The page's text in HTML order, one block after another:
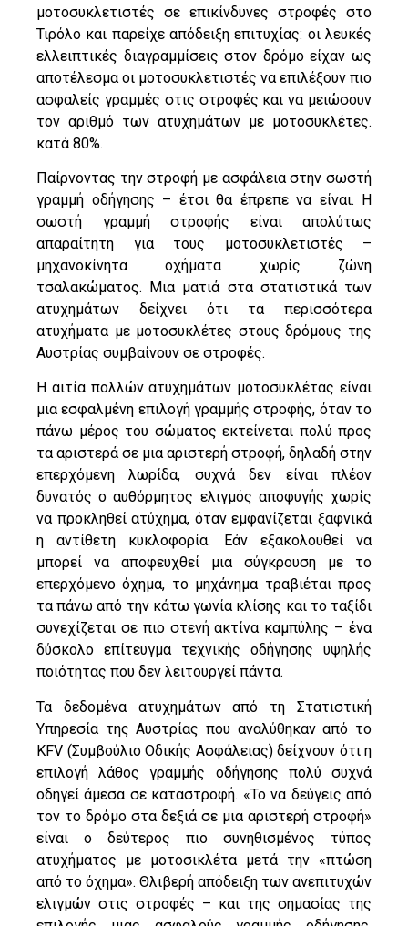
μοτοσυκλετιστές σε επικίνδυνες στροφές στο
Τιρόλο και παρείχε απόδειξη επιτυχίας: οι λευκές
ελλειπτικές διαγραμμίσεις στον δρόμο είχαν ως
αποτέλεσμα οι μοτοσυκλετιστές να επιλέξουν πιο
ασφαλείς γραμμές στις στροφές και να μειώσουν
τον αριθμό των ατυχημάτων με μοτοσυκλέτες.
κατά 80%.
Παίρνοντας την στροφή με ασφάλεια στην σωστή
γραμμή οδήγησης – έτσι θα έπρεπε να είναι. Η
σωστή γραμμή στροφής είναι απολύτως
απαραίτητη για τους μοτοσυκλετιστές –
μηχανοκίνητα οχήματα χωρίς ζώνη
τσαλακώματος. Μια ματιά στα στατιστικά των
ατυχημάτων δείχνει ότι τα περισσότερα
ατυχήματα με μοτοσυκλέτες στους δρόμους της
Αυστρίας συμβαίνουν σε στροφές.
Η αιτία πολλών ατυχημάτων μοτοσυκλέτας είναι
μια εσφαλμένη επιλογή γραμμής στροφής, όταν το
πάνω μέρος του σώματος εκτείνεται πολύ προς
τα αριστερά σε μια αριστερή στροφή, δηλαδή στην
επερχόμενη λωρίδα, συχνά δεν είναι πλέον
δυνατός ο αυθόρμητος ελιγμός αποφυγής χωρίς
να προκληθεί ατύχημα, όταν εμφανίζεται ξαφνικά
η αντίθετη κυκλοφορία. Εάν εξακολουθεί να
μπορεί να αποφευχθεί μια σύγκρουση με το
επερχόμενο όχημα, το μηχάνημα τραβιέται προς
τα πάνω από την κάτω γωνία κλίσης και το ταξίδι
συνεχίζεται σε πιο στενή ακτίνα καμπύλης – ένα
δύσκολο επίτευγμα τεχνικής οδήγησης υψηλής
ποιότητας που δεν λειτουργεί πάντα.
Τα δεδομένα ατυχημάτων από τη Στατιστική
Υπηρεσία της Αυστρίας που αναλύθηκαν από το
KFV (Συμβούλιο Οδικής Ασφάλειας) δείχνουν ότι η
επιλογή λάθος γραμμής οδήγησης πολύ συχνά
οδηγεί άμεσα σε καταστροφή. «Το να δεύγεις από
τον το δρόμο στα δεξιά σε μια αριστερή στροφή»
είναι ο δεύτερος πιο συνηθισμένος τύπος
ατυχήματος με μοτοσικλέτα μετά την «πτώση
από το όχημα». Θλιβερή απόδειξη των ανεπιτυχών
ελιγμών στις στροφές – και της σημασίας της